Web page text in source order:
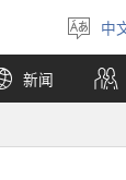
中
新闻